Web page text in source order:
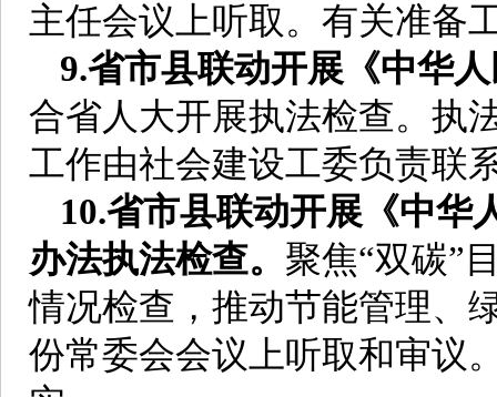
主任会议上听取。有关准备
9.省市县联动开展《中华
合省人大开展执法检查。执
工作由社会建设工委负责联
10.省市县联动开展《中华
办法执法检查。 聚焦“双碳”
情况检查，推动节能管理、
份常委会会议上听取和审议